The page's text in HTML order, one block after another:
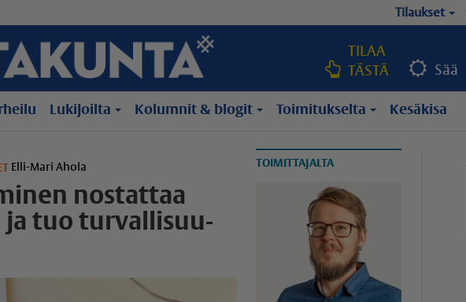
Tilaukset
TILAA
TÄSTÄ
Sää
Lukijoilta Kolumnit & blogit Toimitukselta Kesäkisa
Elli-Mari Ahola
nostattaa
ja tuo turval­li­suu­
TOIMITTAJALTA